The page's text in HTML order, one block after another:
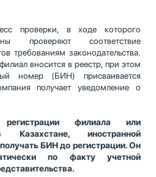
проверки, в ходе которого
проверяют соответствие
требованиям законодательства.
вносится в реестр, при этом
номер (БИН) присваивается
получает уведомление о
филиала или
Казахстане, иностранной
БИН до регистрации. Он
по факту учетной